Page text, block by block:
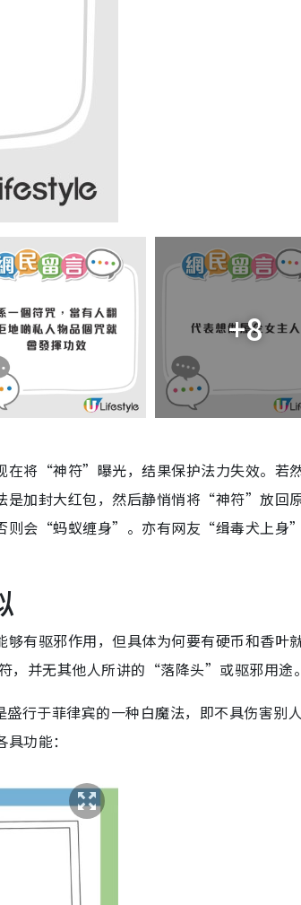
+8
将“神符”曝光，结果保护法力失效。若
是加封大红包，然后静悄悄将“神符”放回
则会“蚂蚁缠身”。亦有网友“缉毒犬上身
有驱邪作用，但具体为何要有硬币和香叶
，并无其他人所讲的“落降头”或驱邪用途
于菲律宾的一种白魔法，即不具伤害别
功能：